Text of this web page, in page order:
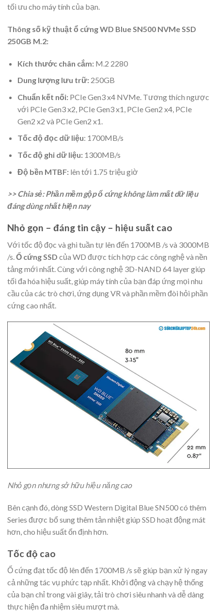
tối ưu cho máy tính của bạn.
Thông số kỹ thuật ổ cứng WD Blue SN500 NVMe SSD
250GB M.2:
Kích thước chân cắm:M.2 2280
Dung lượng lưu trữ: 250GB
Chuẩn kết nối:PCIe Gen3 x4 NVMe. Tương thích ngược
với PCIe Gen3 x2, PCIe Gen3 x1, PCIe Gen2 x4, PCIe
Gen2 x2 và PCIe Gen2 x1.
Tốc độ đọc dữ liệu: 1700MB/s
Tốc độ ghi dữ liệu:1300MB/s
Độ bền MTBF:lên tới 1.75 triệu giờ
>> Chia sẻ: Phần mềm gộp ổ cứng không làm mất dữ liệu
đáng dùng nhất hiện nay
Nhỏ gọn – đáng tin cậy – hiệu suất cao
Với tốc độ đọc và ghi tuần tự lên đến 1700MB /s và 3000MB
/s.Ổ cứng SSD của WD được tích hợp các công nghệ và nền
tảng mới nhất. Cùng với công nghệ 3D-NAND 64 layer giúp
tối đa hóa hiệu suất, giúp máy tính của bạn đáp ứng mọi nhu
cầu của các trò chơi, ứng dụng VR và phần mềm đòi hỏi phần
cứng cao nhất.
Nhỏ gọn nhưng sở hữu hiệu năng cao
Bên cạnh đó, dòng SSD Western Digital Blue SN500 có thêm
Series được bổ sung thêm tản nhiệt giúp SSD hoạt động mát
hơn, cho hiệu suất ổn định hơn.
Tốc độ cao
Ổ cứng đạt tốc độ lên đến 1700MB /s sẽ giúp bạn xử lý ngay
cả những tác vụ phức tạp nhất. Khởi động và chạy hệ thống
của bạn chỉ trong vài giây, tải trò chơi siêu nhanh và dễ dàng
thực hiện đa nhiệm siêu mượt mà.